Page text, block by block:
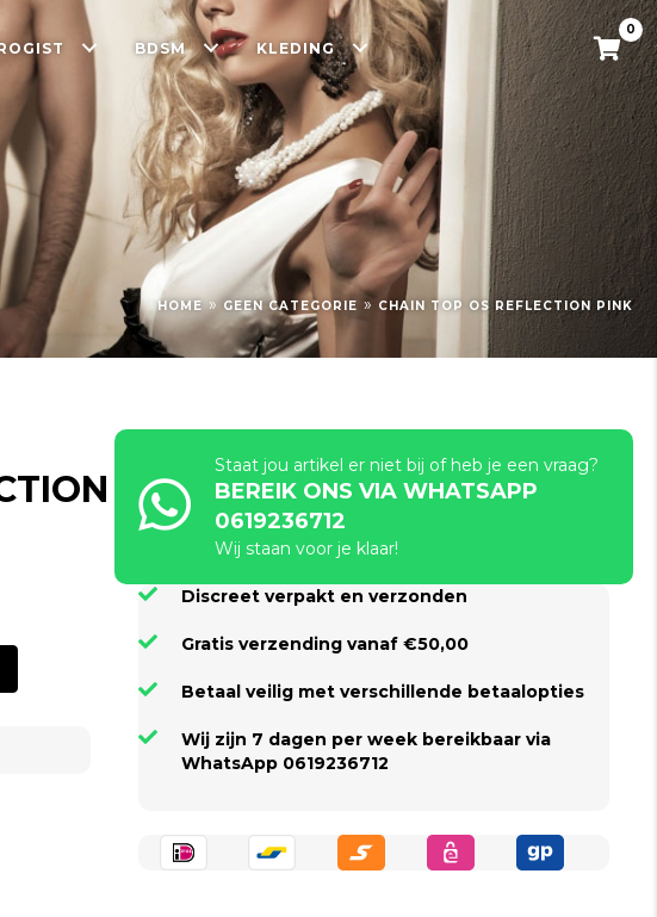
BDSM KLEDING
0
HOME » GEEN CATEGORIE » CHAIN TOP OS REFLECTION PINK
Staat jou artikel er niet bij of heb je een vraag?
BEREIK ONS VIA WHATSAPP
0619236712
Wij staan voor je klaar!
Discreet verpakt en verzonden
Gratis verzending vanaf €50,00
Betaal veilig met verschillende betaalopties
Wij zijn 7 dagen per week bereikbaar via
WhatsApp 0619236712